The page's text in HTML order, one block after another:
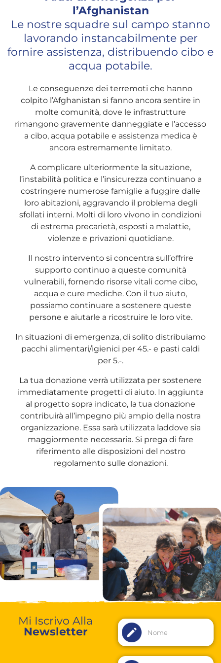
l’Afghanistan
Le nostre squadre sul campo stanno
lavorando instancabilmente per
fornire assistenza, distribuendo cibo e
acqua potabile.
Le conseguenze dei terremoti che hanno
colpito l’Afghanistan si fanno ancora sentire in
molte comunità, dove le infrastrutture
rimangono gravemente danneggiate e l’accesso
a cibo, acqua potabile e assistenza medica è
ancora estremamente limitato.​
A complicare ulteriormente la situazione,
l’instabilità politica e l’insicurezza continuano a
costringere numerose famiglie a fuggire dalle
loro abitazioni, aggravando il problema degli
sfollati interni. Molti di loro vivono in condizioni
di estrema precarietà, esposti a malattie,
violenze e privazioni quotidiane.​
Il nostro intervento si concentra sull’offrire
supporto continuo a queste comunità
vulnerabili, fornendo risorse vitali come cibo,
acqua e cure mediche. Con il tuo aiuto,
possiamo continuare a sostenere queste
persone e aiutarle a ricostruire le loro vite.​
In situazioni di emergenza, di solito distribuiamo
pacchi alimentari/igienici per 45.- e pasti caldi
per 5.-.
La tua donazione verrà utilizzata per sostenere
immediatamente progetti di aiuto. In aggiunta
al progetto sopra indicato, la tua donazione
contribuirà all’impegno più ampio della nostra
organizzazione. Essa sarà utilizzata laddove sia
maggiormente necessaria. Si prega di fare
riferimento alle disposizioni del nostro
regolamento sulle donazioni.
Mi Iscrivo Alla
Newsletter